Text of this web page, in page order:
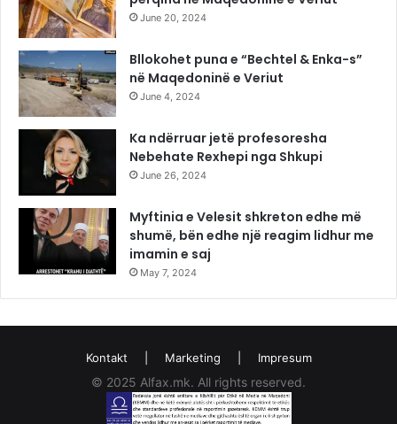
June 20, 2024
Bllokohet puna e “Bechtel & Enka-s”
në Maqedoninë e Veriut
June 4, 2024
Ka ndërruar jetë profesoresha
Nebehate Rexhepi nga Shkupi
June 26, 2024
Myftinia e Velesit shkreton edhe më
shumë, bën edhe një reagim lidhur me
imamin e saj
May 7, 2024
Kontakt Marketing Impresum
© 2025 Alfax.mk. All rights reserved.